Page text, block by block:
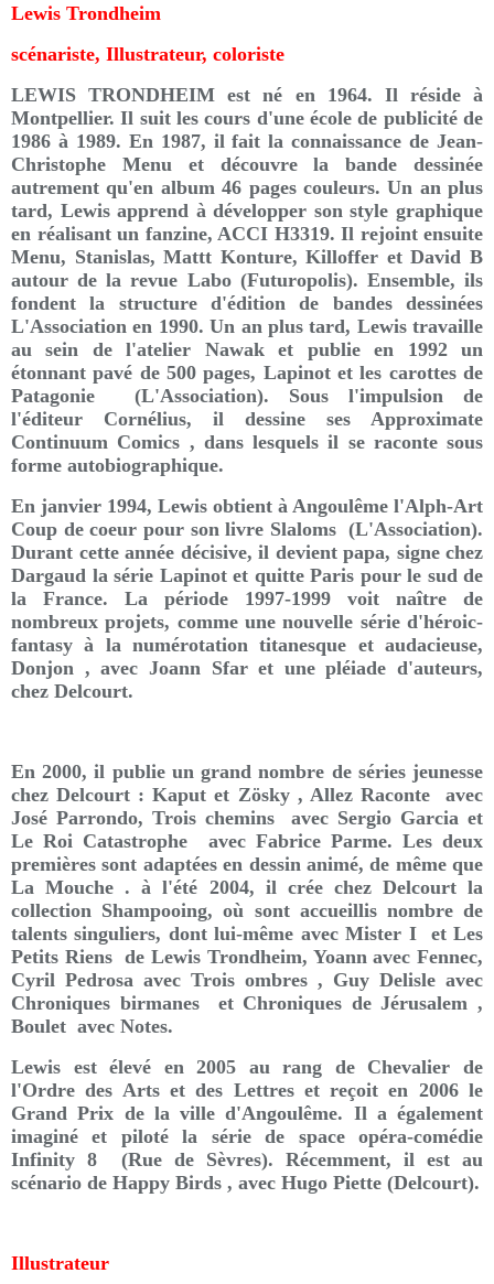
Lewis Trondheim
scénariste, Illustrateur, coloriste
LEWIS TRONDHEIM est né en 1964. Il réside à
Montpellier. Il suit les cours d'une école de publicité de
1986 à 1989. En 1987, il fait la connaissance de Jean-
Christophe Menu et découvre la bande dessinée
autrement qu'en album 46 pages couleurs. Un an plus
tard, Lewis apprend à développer son style graphique
en réalisant un fanzine, ACCI H3319. Il rejoint ensuite
Menu, Stanislas, Mattt Konture, Killoffer et David B
autour de la revue Labo (Futuropolis). Ensemble, ils
fondent la structure d'édition de bandes dessinées
L'Association en 1990. Un an plus tard, Lewis travaille
au sein de l'atelier Nawak et publie en 1992 un
étonnant pavé de 500 pages, Lapinot et les carottes de
Patagonie (L'Association). Sous l'impulsion de
l'éditeur Cornélius, il dessine ses Approximate
Continuum Comics , dans lesquels il se raconte sous
forme autobiographique.
En janvier 1994, Lewis obtient à Angoulême l'Alph-Art
Coup de coeur pour son livre Slaloms (L'Association).
Durant cette année décisive, il devient papa, signe chez
Dargaud la série Lapinot et quitte Paris pour le sud de
la France. La période 1997-1999 voit naître de
nombreux projets, comme une nouvelle série d'héroic-
fantasy à la numérotation titanesque et audacieuse,
Donjon , avec Joann Sfar et une pléiade d'auteurs,
chez Delcourt.
En 2000, il publie un grand nombre de séries jeunesse
chez Delcourt : Kaput et Zösky , Allez Raconte avec
José Parrondo, Trois chemins avec Sergio Garcia et
Le Roi Catastrophe avec Fabrice Parme. Les deux
premières sont adaptées en dessin animé, de même que
La Mouche . à l'été 2004, il crée chez Delcourt la
collection Shampooing, où sont accueillis nombre de
talents singuliers, dont lui-même avec Mister I et Les
Petits Riens de Lewis Trondheim, Yoann avec Fennec,
Cyril Pedrosa avec Trois ombres , Guy Delisle avec
Chroniques birmanes et Chroniques de Jérusalem ,
Boulet avec Notes.
Lewis est élevé en 2005 au rang de Chevalier de
l'Ordre des Arts et des Lettres et reçoit en 2006 le
Grand Prix de la ville d'Angoulême. Il a également
imaginé et piloté la série de space opéra-comédie
Infinity 8 (Rue de Sèvres). Récemment, il est au
scénario de Happy Birds , avec Hugo Piette (Delcourt).
Illustrateur